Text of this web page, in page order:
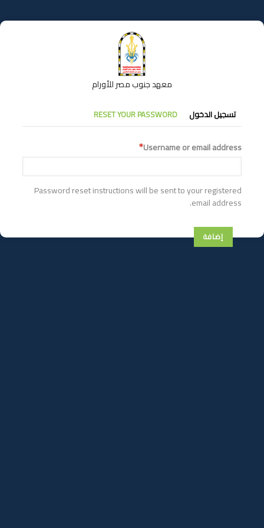
إلى
المحتوى
معهد جنوب مصر للأورام
التبويبات
الأساسية
تسجيل الدخول RESET YOUR PASSWORD
Username or email address
Password reset instructions will be sent to your registered
email address.